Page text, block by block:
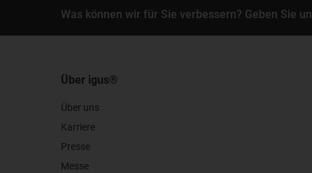
Was können wir für Sie verbessern? Geben Sie
Über igus®
Über uns
Karriere
Presse
Messe